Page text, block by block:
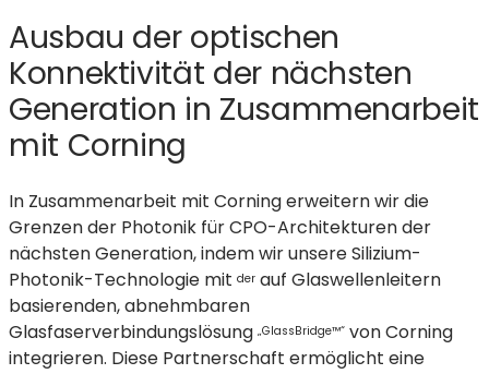
Ausbau der optischen
Konnektivität der nächsten
Generation in Zusammenarbeit
mit Corning
In Zusammenarbeit mit Corning erweitern wir die
Grenzen der Photonik für CPO-Architekturen der
nächsten Generation, indem wir unsere Silizium-
Photonik-Technologie mit der auf Glaswellenleitern
basierenden, abnehmbaren
Glasfaserverbindungslösung „GlassBridge™“ von Corning
integrieren. Diese Partnerschaft ermöglicht eine